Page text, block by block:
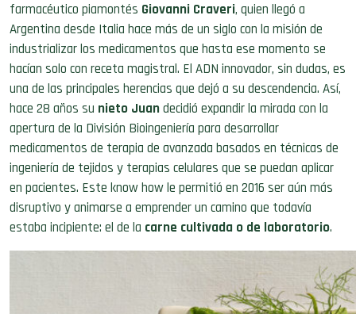
farmacéutico piamontés Giovanni Craveri, quien llegó a
Argentina desde Italia hace más de un siglo con la misión de
industrializar los medicamentos que hasta ese momento se
hacían solo con receta magistral. El ADN innovador, sin dudas, es
una de las principales herencias que dejó a su descendencia. Así,
hace 28 años su nieto Juandecidió expandir la mirada con la
apertura de la División Bioingeniería para desarrollar
medicamentos de terapia de avanzada basados en técnicas de
ingeniería de tejidos y terapias celulares que se puedan aplicar
en pacientes. Este know how le permitió en 2016 ser aún más
disruptivo y animarse a emprender un camino que todavía
estaba incipiente: el de la carne cultivada o de laboratorio.